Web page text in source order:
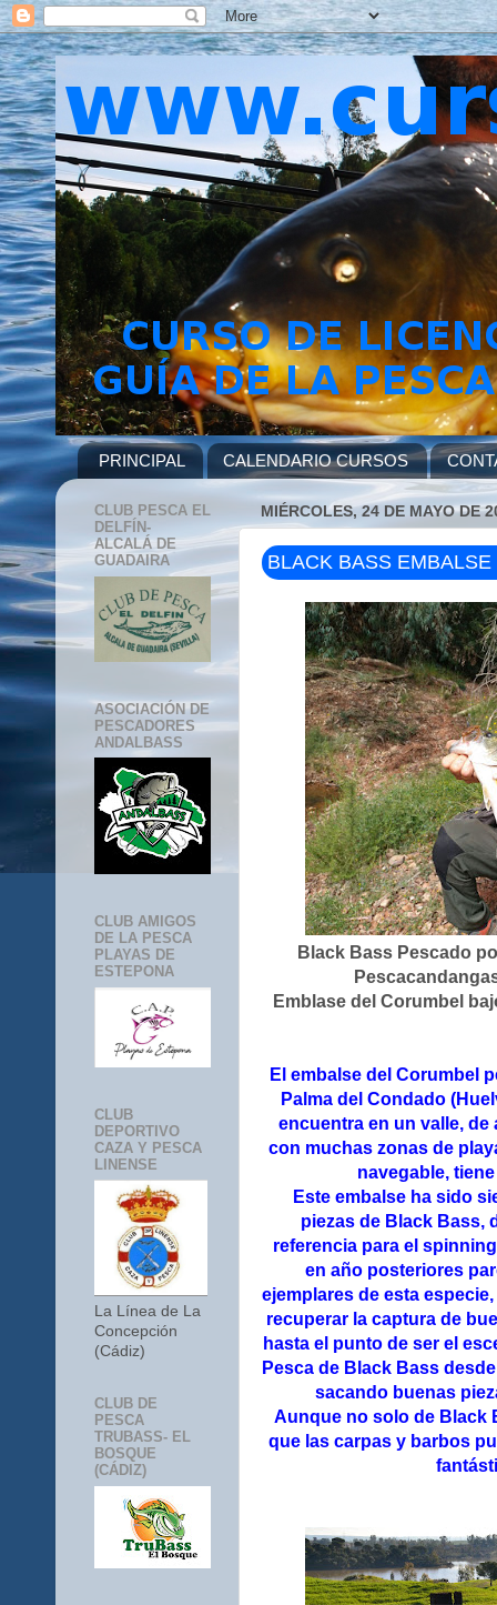
PRINCIPAL CALENDARIO CURSOS
MIÉRCOLES, 24 DE MAYO DE
BLACK BASS
Black Bass Pescado
Emblase del Corumbel
El embalse del Corumbel
Palma del Condado
encuentra en un valle,
con muchas zonas de
navegable,
Este embalse ha sido
piezas de Black Bass,
referencia para el
en año posteriores
ejemplares de esta
recuperar la captura de
hasta el punto de ser el
Pesca de Black Bass
sacando buenas
Aunque no solo de Black
que las carpas y barbos
CLUB PESCA EL
DELFÍN-
ALCALÁ DE
GUADAIRA
ASOCIACIÓN DE
PESCADORES
ANDALBASS
CLUB AMIGOS
DE LA PESCA
PLAYAS DE
ESTEPONA
CLUB
DEPORTIVO
CAZA Y PESCA
LINENSE
La Línea de La
Concepción
(Cádiz)
CLUB DE
PESCA
TRUBASS- EL
BOSQUE
(CÁDIZ)